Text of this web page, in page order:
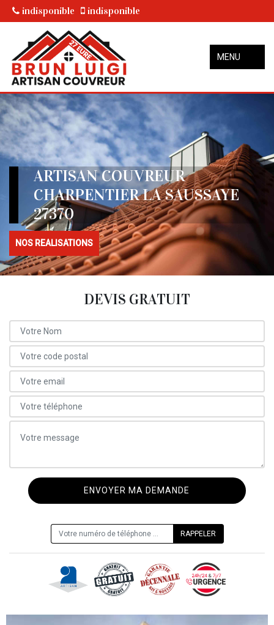
indisponible indisponible
MENU
ARTISAN COUVREUR
CHARPENTIER LA SAUSSAYE
27370
NOS REALISATIONS
DEVIS GRATUIT